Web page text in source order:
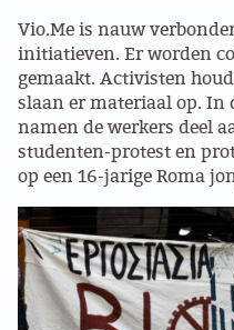
ANARCHISTISCHE
ANARCHISTISCH
ANARCHISTISCH
VB AMSTERDAM
VRIJ COLLECTIEF
LEUVENSE
Discussie
lezing
Nieuws
Press release
Oproep
Vio.Me is nauw
initiatieven. Er worden
gemaakt. Activisten
slaan er materiaal op. In
namen de werkers deel
studenten-protest en
op een 16-jarige Roma